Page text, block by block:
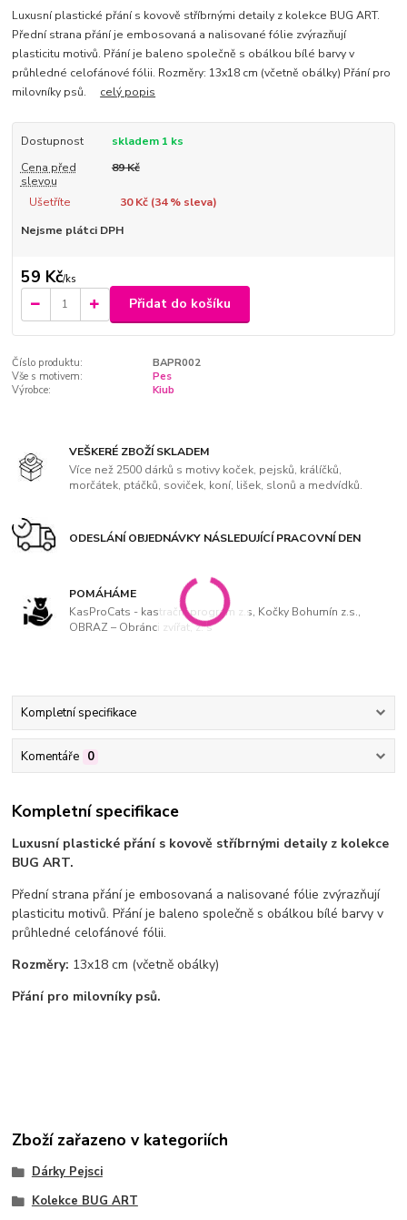
Luxusní plastické přání s kovově stříbrnými detaily z kolekce BUG ART.
Přední strana přání je embosovaná a nalisované fólie zvýrazňují
plasticitu motivů. Přání je baleno společně s obálkou bílé barvy v
průhledné celofánové fólii. Rozměry: 13x18 cm (včetně obálky) Přání pro
milovníky psů. celý popis
Dostupnost
skladem 1 ks
Cena před
slevou
89 Kč
Ušetříte 30 Kč (34% sleva)
Nejsme plátci DPH
59 Kč/ks
Přidat do košíku
Číslo produktu:
BAPR002
Vše s motivem:
Pes
Výrobce:
Kiub
VEŠKERÉ ZBOŽÍ SKLADEM
Více než 2500 dárků s motivy koček, pejsků, králíčků,
morčátek, ptáčků, soviček, koní, lišek, slonů a medvídků.
ODESLÁNÍ OBJEDNÁVKY NÁSLEDUJÍCÍ PRACOVNÍ DEN
POMÁHÁME
KasProCats - kastrační program z.s, Kočky Bohumín z.s.,
OBRAZ – Obránci zvířat, z. s
Kompletní specifikace
Komentáře 0
Kompletní specifikace
Luxusní plastické přání s kovově stříbrnými detaily z kolekce
BUG ART.
Přední strana přání je embosovaná a nalisované fólie zvýrazňují
plasticitu motivů. Přání je baleno společně s obálkou bílé barvy v
průhledné celofánové fólii.
Rozměry: 13x18 cm (včetně obálky)
Přání pro milovníky psů.
Zboží zařazeno v kategoriích
Dárky Pejsci
Kolekce BUG ART